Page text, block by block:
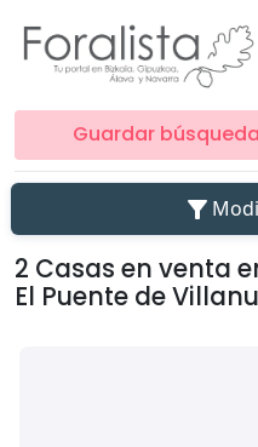
Guardar búsqueda
filter_alt
2 Casas en venta
El Puente de